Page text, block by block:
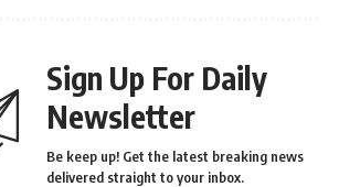
Sign Up For Daily
Newsletter
Be keep up! Get the latest breaking news
delivered straight to your inbox.